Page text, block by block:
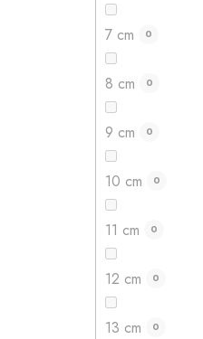
7 cm 0
8 cm 0
9 cm 0
10 cm 0
11 cm 0
12 cm 0
13 cm 0